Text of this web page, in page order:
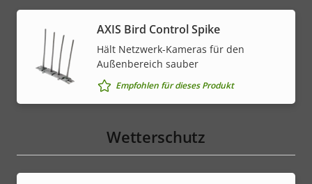
AXIS Bird Control Spike
Hält Netzwerk-Kameras für den
Außenbereich sauber
Empfohlen für dieses Produkt
Wetterschutz